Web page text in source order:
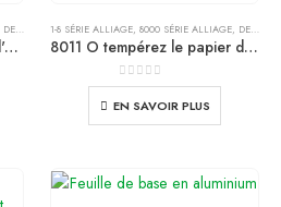
DES PRODUITS
8011 O tempère le papier d'aluminium de 0,008 mm pour l'emballage alimentaire
1-8 SÉRIE ALLIAGE, 8000 SÉRIE ALLIAGE, DES PRODUITS
8011 O tempérez le papier d'aluminium de ménage de 0.010mm
0de 5
EN SAVOIR PLUS